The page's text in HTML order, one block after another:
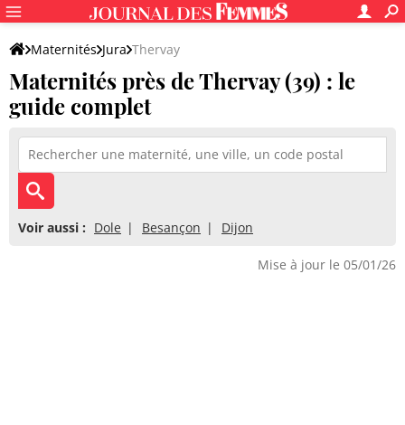
Maternités Jura Thervay
Maternités près de Thervay (39) : le
guide complet
Voir aussi : Dole Besançon Dijon
Mise à jour le 05/01/26